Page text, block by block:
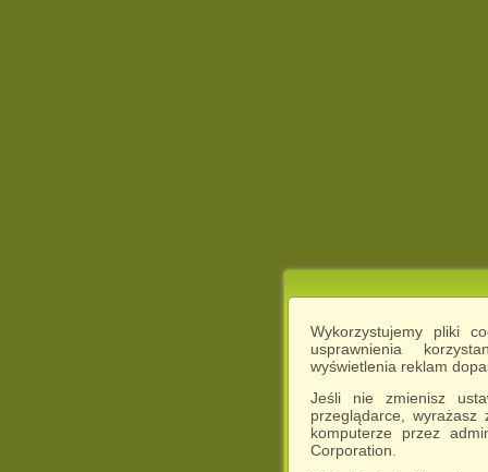
Wykorzystujemy pliki
usprawnienia
wyświetlenia reklam
Jeśli nie zmienisz
przeglądarce,
komputerze przez
Corporation.